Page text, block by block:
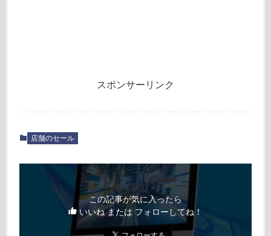
スポンサーリンク
店舗のセール
この記事が気に入ったら
いいね または フォローしてね！